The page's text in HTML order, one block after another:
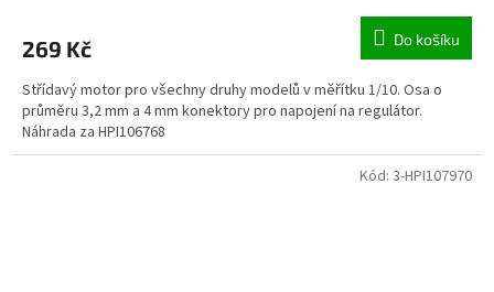
269 Kč Do košíku
Střídavý motor pro všechny druhy modelů v měřítku 1/10. Osa o
průměru 3,2 mm a 4 mm konektory pro napojení na regulátor.
Náhrada za HPI106768
Kód: 3-HPI107970